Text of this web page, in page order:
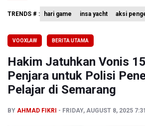
Kemensos Targetkan 150 Ribu
Tim 9 Kejagung Periksa Febrie
BPIP: Satu Siswa Sekolah
TRENDS # : hari game insa yacht aksi
VOOXLAW BERITA UTAMA
Hakim Jatuhkan Vonis
Penjara untuk Polisi
Pelajar di Semarang
BY AHMAD FIKRI FRIDAY, AUGUST 8, 2025